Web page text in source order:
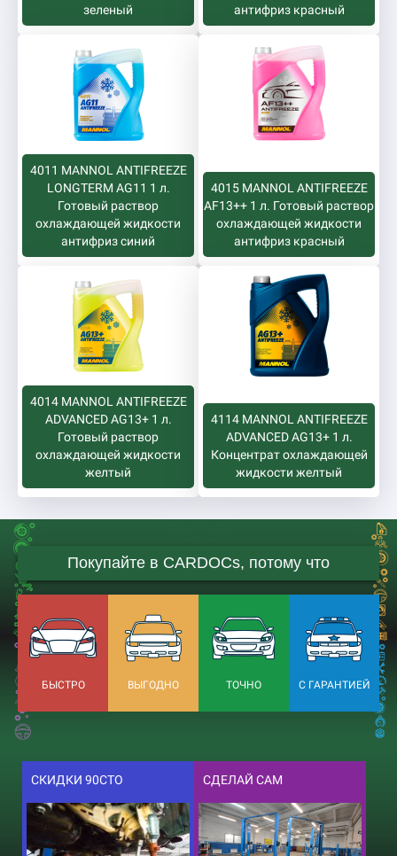
зеленый
антифриз красный
4011 MANNOL ANTIFREEZE
LONGTERM AG11 1 л.
Готовый раствор
охлаждающей жидкости
антифриз синий
4015 MANNOL ANTIFREEZE
AF13++ 1 л. Готовый раствор
охлаждающей жидкости
антифриз красный
4014 MANNOL ANTIFREEZE
ADVANCED AG13+ 1 л.
Готовый раствор
охлаждающей жидкости
желтый
4114 MANNOL ANTIFREEZE
ADVANCED AG13+ 1 л.
Концентрат охлаждающей
жидкости желтый
Покупайте в CARDOCs, потому что
БЫСТРО ВЫГОДНО ТОЧНО С ГАРАНТИЕЙ
СКИДКИ 90СТО СДЕЛАЙ САМ